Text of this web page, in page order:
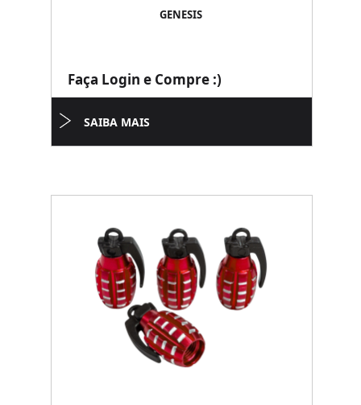
GENESIS
Faça Login e Compre :)
SAIBA MAIS